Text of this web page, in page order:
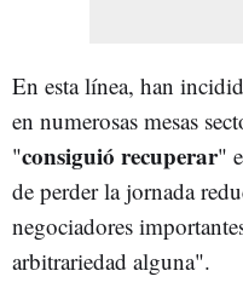
En esta línea, han
en numerosas mesas
"consiguió recuperar"
de perder la jornada
negociadores
arbitrariedad alguna".